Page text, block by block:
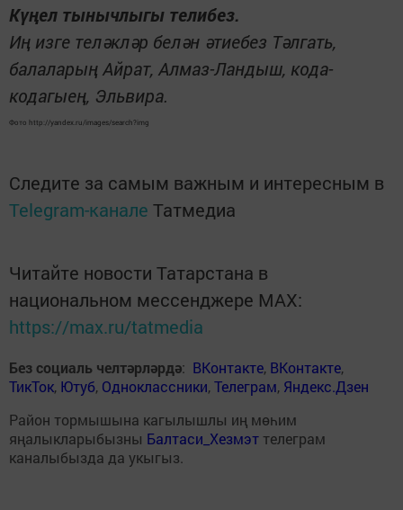
Күңел тынычлыгы телибез.
Иң изге теләкләр белән әтиебез Тәлгать,
балаларың Айрат, Алмаз-Ландыш, кода-
кодагыең, Эльвира.
Фото http://yandex.ru/images/search?img
Следите за самым важным и интересным в
Telegram-канале Татмедиа
Читайте новости Татарстана в
национальном мессенджере MАХ:
https://max.ru/tatmedia
Без социаль челтәрләрдә: ВКонтакте, ВКонтакте,
ТикТок, Ютуб, Одноклассники,Телеграм, Яндекс.Дзен
Район тормышына кагылышлы иң мөһим
яңалыкларыбызны Балтаси_Хезмэт телеграм
каналыбызда да укыгыз.